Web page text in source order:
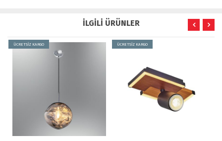
İLGİLİ ÜRÜNLER
ÜCRETSİZ KARGO ÜCRETSİZ KARGO